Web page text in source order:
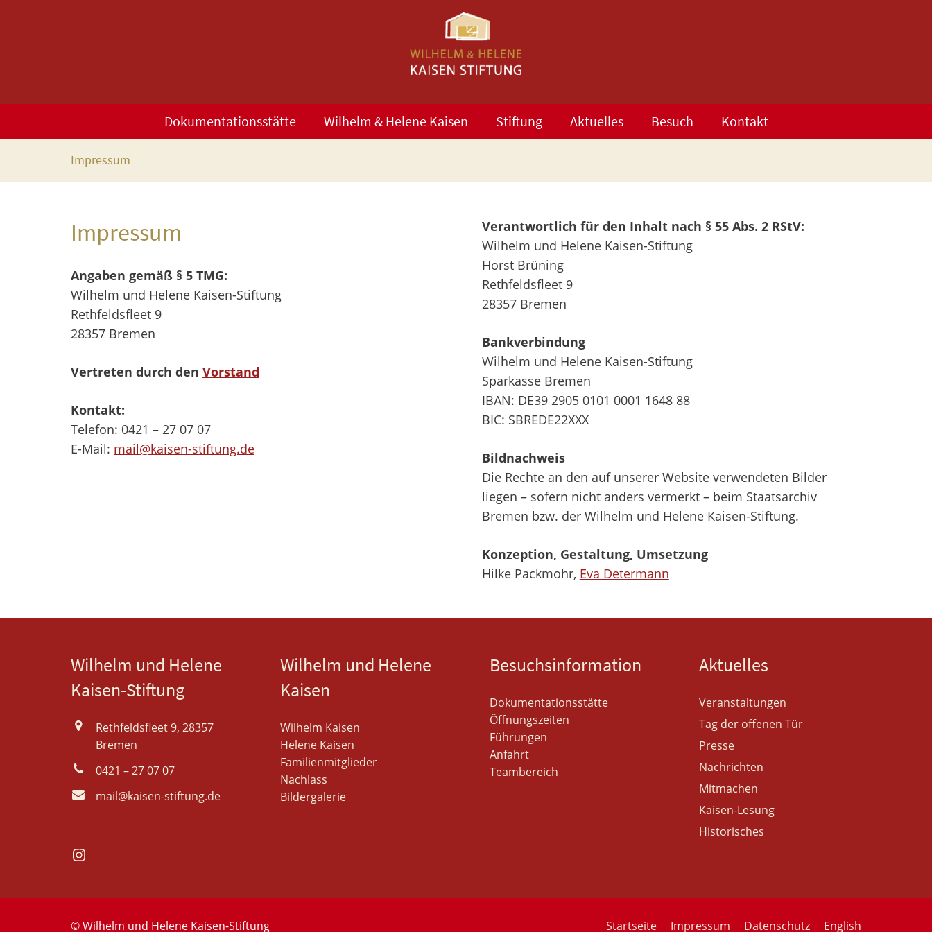
Dokumentationsstätte Wilhelm & Helene Kaisen Stiftung Aktuelles Besuch Kontakt
Impressum
Impressum
Angaben gemäß § 5 TMG:
Wilhelm und Helene Kaisen-Stiftung
Rethfeldsfleet 9
28357 Bremen
Vertreten durch den Vorstand
Kontakt:
Telefon: 0421 – 27 07 07
E-Mail: mail@kaisen-stiftung.de
Verantwortlich für den Inhalt nach § 55 Abs. 2 RStV:
Wilhelm und Helene Kaisen-Stiftung
Horst Brüning
Rethfeldsfleet 9
28357 Bremen
Bankverbindung
Wilhelm und Helene Kaisen-Stiftung
Sparkasse Bremen
IBAN: DE39 2905 0101 0001 1648 88
BIC: SBREDE22XXX
Bildnachweis
Die Rechte an den auf unserer Website verwendeten Bilder
liegen – sofern nicht anders vermerkt – beim Staatsarchiv
Bremen bzw. der Wilhelm und Helene Kaisen-Stiftung.
Konzeption, Gestaltung, Umsetzung
Hilke Packmohr, Eva Determann
Wilhelm und Helene
Kaisen-Stiftung
Rethfeldsfleet 9, 28357
Bremen
0421 – 27 07 07
mail@kaisen-stiftung.de
Instagram
Wilhelm und Helene
Kaisen
Wilhelm Kaisen
Helene Kaisen
Familienmitglieder
Nachlass
Bildergalerie
Besuchsinformation
Dokumentationsstätte
Öffnungszeiten
Führungen
Anfahrt
Teambereich
Aktuelles
Veranstaltungen
Tag der offenen Tür
Presse
Nachrichten
Mitmachen
Kaisen-Lesung
Historisches
Startseite Impressum Datenschutz English
© Wilhelm und Helene Kaisen-Stiftung